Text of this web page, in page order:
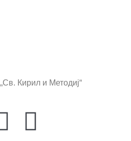
Кирил и Методиј“